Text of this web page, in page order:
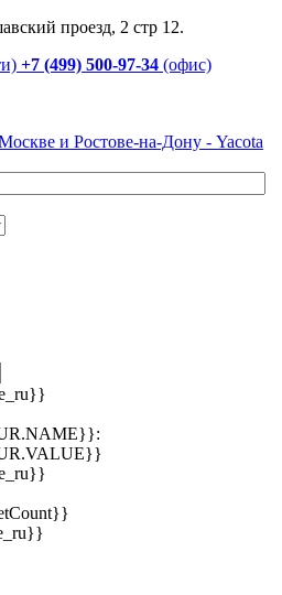
проезд, 2 стр 12.
+7 (499) 500-97-34 (офис)